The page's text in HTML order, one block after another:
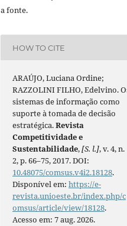
a fonte.
HOW TO CITE
ARAÚJO, Luciana Ordine;
RAZZOLINI FILHO, Edelvino.
sistemas de informação como
suporte à tomada de decisão
estratégica.Revista
Competitividade e
Sustentabilidade,[S. l.], v. 4, n.
2, p. 66–75, 2017. DOI:
10.48075/comsus.v4i2.18128.
Disponível em:https://e-
revista.unioeste.br/index.php/c
omsus/article/view/18128.
Acesso em: 7 aug. 2026.